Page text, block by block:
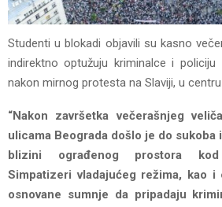
Studenti u blokadi objavili su kasno
indirektno optužuju kriminalce i
nakon mirnog protesta na Slaviji, u
“Nakon završetka večerašnjeg
ulicama Beograda došlo je do sukoba
blizini ograđenog prostora
Simpatizeri vladajućeg režima, kao i
osnovane sumnje da pripadaju